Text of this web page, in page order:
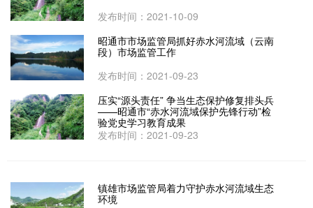
发布时间：2021-10-09
昭通市市场监管局抓好赤水河流域（云南
段）市场监管工作
发布时间：2021-09-23
压实“源头责任” 争当生态保护修复排头兵
——昭通市“赤水河流域保护先锋行动”检
验党史学习教育成果
发布时间：2021-09-23
镇雄市场监管局着力守护赤水河流域生态
环境